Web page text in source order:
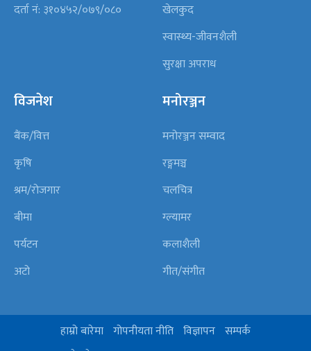
दर्ता नं: ३१०४५२/०७९/०८०
खेलकुद
स्वास्थ्य-जीवनशैली
सुरक्षा अपराध
विजनेश
बैंक/वित्त
कृषि
श्रम/रोजगार
बीमा
पर्यटन
अटो
मनोरञ्जन
मनोरञ्जन सम्वाद
रङ्गमञ्च
चलचित्र
ग्ल्यामर
कलाशैली
गीत/संगीत
हाम्रो बारेमा गोपनीयता नीति विज्ञापन सम्पर्क